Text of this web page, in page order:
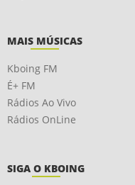
MAIS MÚSICAS
Kboing FM
É+ FM
Rádios Ao Vivo
Rádios OnLine
SIGA O KBOING